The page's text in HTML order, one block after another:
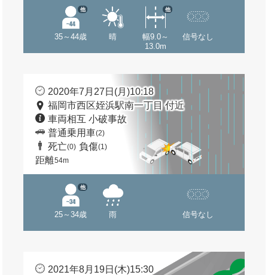
35～44歳
他
晴
幅9.0～
13.0m
他
信号なし
2020年7月27日(月)10:18
福岡市西区姪浜駅南一丁目 付近
車両相互 小破事故
普通乗用車(2)
死亡(0) 負傷(1)
距離54m
25～34歳
他
雨 信号なし
2021年8月19日(木)15:30